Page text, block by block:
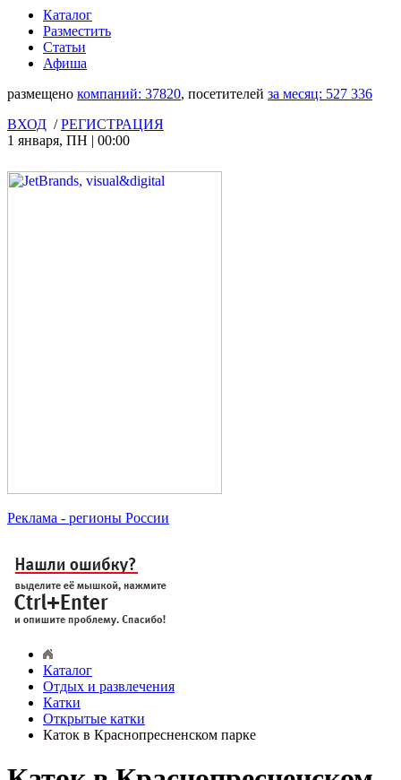
Каталог
Разместить
Статьи
Афиша
размещено компаний: 37820, посетителей за месяц: 527 336
ВХОД /РЕГИСТРАЦИЯ
1 января, ПН | 00:00
Реклама - регионы России
Каталог
Отдых и развлечения
Катки
Открытые катки
Каток в Краснопресненском парке